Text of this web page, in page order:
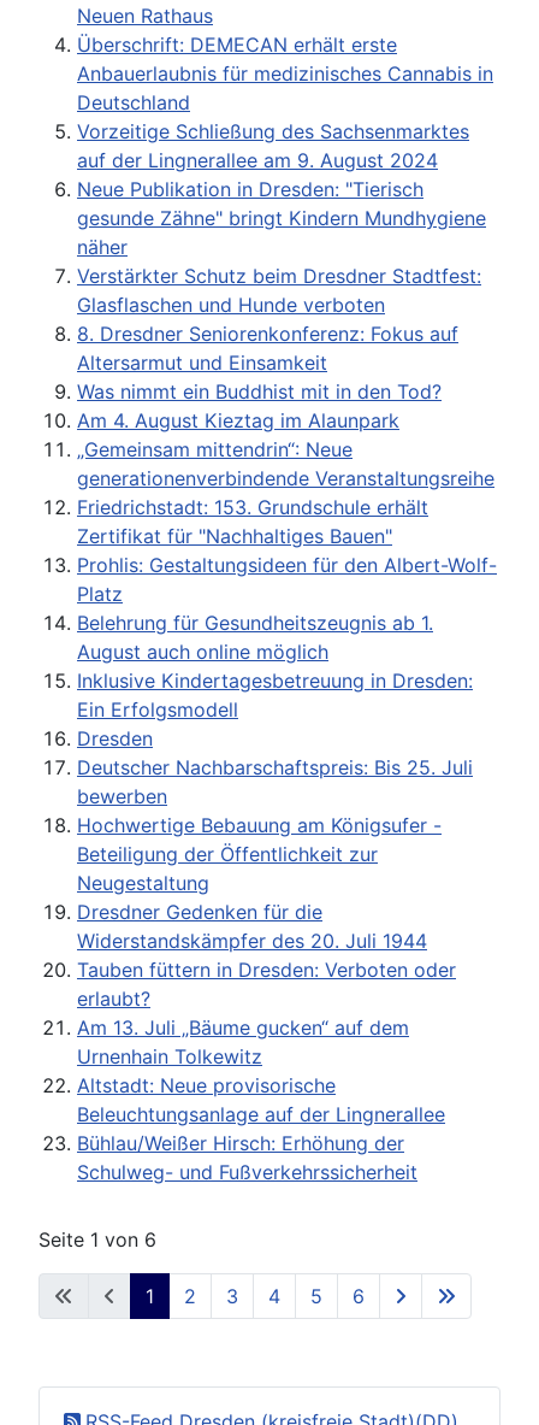
Neuen Rathaus
Überschrift: DEMECAN erhält erste
Anbauerlaubnis für medizinisches Cannabis in
Deutschland
Vorzeitige Schließung des Sachsenmarktes
auf der Lingnerallee am 9. August 2024
Neue Publikation in Dresden: "Tierisch
gesunde Zähne" bringt Kindern Mundhygiene
näher
Verstärkter Schutz beim Dresdner Stadtfest:
Glasflaschen und Hunde verboten
8. Dresdner Seniorenkonferenz: Fokus auf
Altersarmut und Einsamkeit
Was nimmt ein Buddhist mit in den Tod?
Am 4. August Kieztag im Alaunpark
„Gemeinsam mittendrin“: Neue
generationenverbindende Veranstaltungsreihe
Friedrichstadt: 153. Grundschule erhält
Zertifikat für "Nachhaltiges Bauen"
Prohlis: Gestaltungsideen für den Albert-Wolf-
Platz
Belehrung für Gesundheitszeugnis ab 1.
August auch online möglich
Inklusive Kindertagesbetreuung in Dresden:
Ein Erfolgsmodell
Dresden
Deutscher Nachbarschaftspreis: Bis 25. Juli
bewerben
Hochwertige Bebauung am Königsufer -
Beteiligung der Öffentlichkeit zur
Neugestaltung
Dresdner Gedenken für die
Widerstandskämpfer des 20. Juli 1944
Tauben füttern in Dresden: Verboten oder
erlaubt?
Am 13. Juli „Bäume gucken“ auf dem
Urnenhain Tolkewitz
Altstadt: Neue provisorische
Beleuchtungsanlage auf der Lingnerallee
Bühlau/Weißer Hirsch: Erhöhung der
Schulweg- und Fußverkehrssicherheit
Seite 1 von 6
1 2 3 4 5 6